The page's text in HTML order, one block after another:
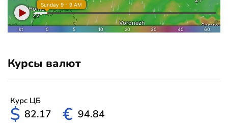
Курсы валют
Курс ЦБ
$ 82.17 € 94.84